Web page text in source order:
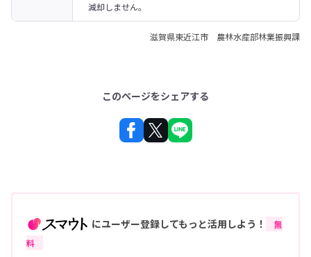
減却しません。
滋賀県東近江市 農林水産部林業振興課
このページをシェアする
にユーザー登録してもっと活用しよう！
無
料